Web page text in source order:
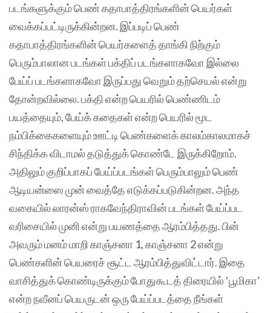
படங்களுக்கும் பெண் கதாபாத்திரங்களின் பெயர்கள்
வைக்கப்பட்டிருக்கின்றன. இப்படிப் பெண்
கதாபாத்திரங்களின் பெயர்களைத் தாங்கி நிற்கும்
பெரும்பாலான படங்கள் பக்திப் படங்களாகவோ இல்லை
பேய்ப் படங்களாகவோ இருப்பது வெறும் தற்செயல் என்று
தோன்றவில்லை. பக்தி என்ற பெயரில் பெண்ணிடம்
பயத்தையும், பேய்க் கதைகள் என்ற பெயரில் மூட
நம்பிக்கைகளையும் ஊட்டி பெண்களைக் காலம்காலமாகச்
சிந்திக்க விடாமல் தடுத்துக் கொண்டே இருக்கிறோம்.
அதிலும் குறிப்பாகப் பேய்ப்படங்கள் பெரும்பாலும் பெண்
ஆடியன்ஸை முன் வைத்தே எடுக்கப்படுகின்றன. அந்த
வகையில் லாரன்ஸ் ராகவேந்திராவின் படங்கள் பேய்ப்பட
வரிசையில் முனி என்று பயணத்தை ஆரம்பித்தது. பின்
அவரும் மனம் மாறி காஞ்சனா 1, காஞ்சனா 2 என்று
பெண்களின் பெயரைச் சூட்ட ஆரம்பித்துவிட்டார். இதை
வாசித்துக் கொண்டிருக்கும் போதுகூடத் திரையில் ‘பூமிகா’
என்ற நவீனப் பெயருடன் ஒரு பேய்ப்படத்தை நீங்கள்